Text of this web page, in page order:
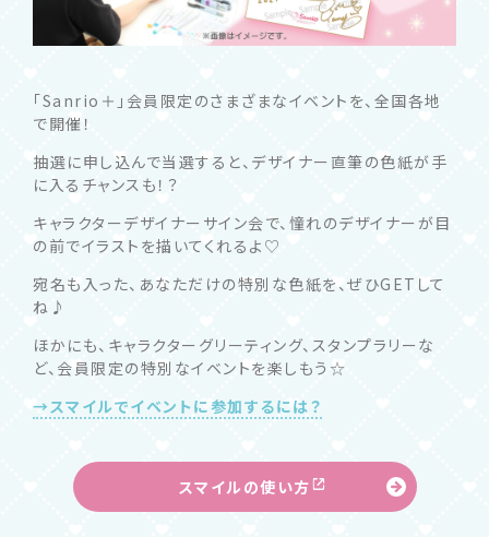
「Sanrio＋」会員限定のさまざまなイベントを、全国各地
で開催！
抽選に申し込んで当選すると、デザイナー直筆の色紙が手
に入るチャンスも！？
キャラクターデザイナーサイン会で、憧れのデザイナーが目
の前でイラストを描いてくれるよ♡
宛名も入った、あなただけの特別な色紙を、ぜひGETして
ね♪
ほかにも、キャラクターグリーティング、スタンプラリーな
ど、会員限定の特別なイベントを楽しもう☆
→スマイルでイベントに参加するには？
スマイルの使い方